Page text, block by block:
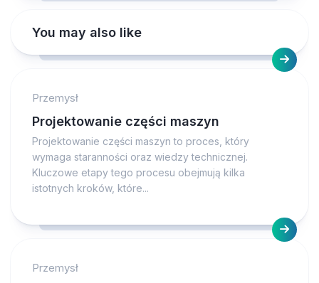
You may also like
Przemysł
Projektowanie części maszyn
Projektowanie części maszyn to proces, który
wymaga staranności oraz wiedzy technicznej.
Kluczowe etapy tego procesu obejmują kilka
istotnych kroków, które...
Przemysł